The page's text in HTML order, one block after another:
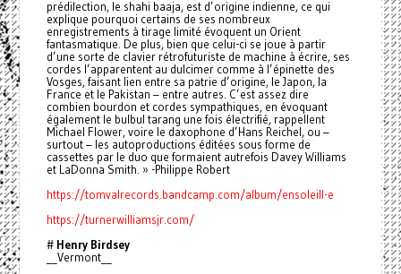
prédilection, le shahi baaja, est d’origine indienne, ce qui
explique pourquoi certains de ses nombreux
enregistrements à tirage limité évoquent un Orient
fantasmatique. De plus, bien que celui-ci se joue à partir
d’une sorte de clavier rétrofuturiste de machine à écrire, ses
cordes l’apparentent au dulcimer comme à l’épinette des
Vosges, faisant lien entre sa patrie d’origine, le Japon, la
France et le Pakistan – entre autres. C’est assez dire
combien bourdon et cordes sympathiques, en évoquant
également le bulbul tarang une fois électrifié, rappellent
Michael Flower, voire le daxophone d’Hans Reichel, ou –
surtout – les autoproductions éditées sous forme de
cassettes par le duo que formaient autrefois Davey Williams
et LaDonna Smith. » -Philippe Robert
https://tomvalrecords.bandcamp.com/album/ensoleill-e
https://turnerwilliamsjr.com/
#Henry Birdsey
__Vermont__